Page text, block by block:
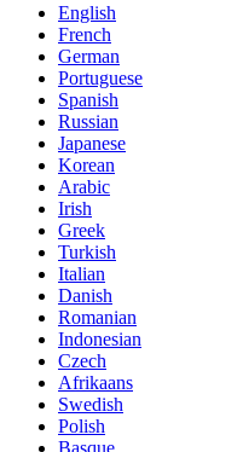
English
French
German
Portuguese
Spanish
Russian
Japanese
Korean
Arabic
Irish
Greek
Turkish
Italian
Danish
Romanian
Indonesian
Czech
Afrikaans
Swedish
Polish
Basque